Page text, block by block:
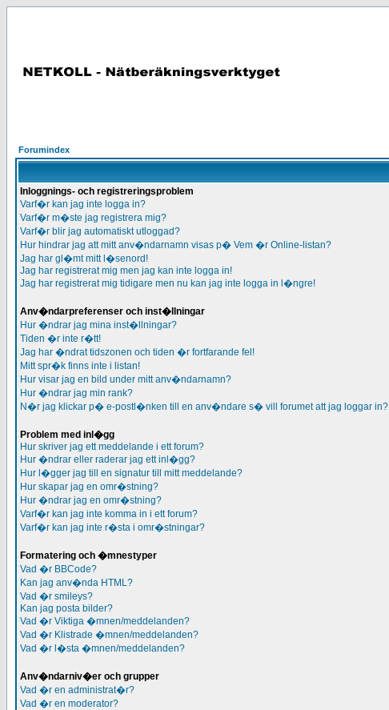
Forumindex
Inloggnings- och registreringsproblem
Varf�r kan jag inte logga in?
Varf�r m�ste jag registrera mig?
Varf�r blir jag automatiskt utloggad?
Hur hindrar jag att mitt anv�ndarnamn visas p� Vem �r Online-listan?
Jag har gl�mt mitt l�senord!
Jag har registrerat mig men jag kan inte logga in!
Jag har registrerat mig tidigare men nu kan jag inte logga in l�ngre!
Anv�ndarpreferenser och inst�llningar
Hur �ndrar jag mina inst�llningar?
Tiden �r inte r�tt!
Jag har �ndrat tidszonen och tiden �r fortfarande fel!
Mitt spr�k finns inte i listan!
Hur visar jag en bild under mitt anv�ndarnamn?
Hur �ndrar jag min rank?
N�r jag klickar p� e-postl�nken till en anv�ndare s� vill forumet att jag loggar in?
Problem med inl�gg
Hur skriver jag ett meddelande i ett forum?
Hur �ndrar eller raderar jag ett inl�gg?
Hur l�gger jag till en signatur till mitt meddelande?
Hur skapar jag en omr�stning?
Hur �ndrar jag en omr�stning?
Varf�r kan jag inte komma in i ett forum?
Varf�r kan jag inte r�sta i omr�stningar?
Formatering och �mnestyper
Vad �r BBCode?
Kan jag anv�nda HTML?
Vad �r smileys?
Kan jag posta bilder?
Vad �r Viktiga �mnen/meddelanden?
Vad �r Klistrade �mnen/meddelanden?
Vad �r l�sta �mnen/meddelanden?
Anv�ndarniv�er och grupper
Vad �r en administrat�r?
Vad �r en moderator?